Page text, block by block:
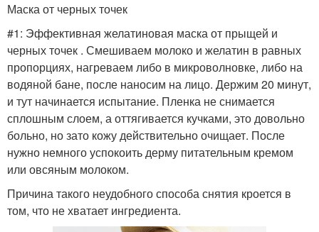
Маска от черных точек
#1: Эффективная желатиновая маска от прыщей и
черных точек . Смешиваем молоко и желатин в равных
пропорциях, нагреваем либо в микроволновке, либо на
водяной бане, после наносим на лицо. Держим 20 минут,
и тут начинается испытание. Пленка не снимается
сплошным слоем, а оттягивается кучками, это довольно
больно, но зато кожу действительно очищает. После
нужно немного успокоить дерму питательным кремом
или овсяным молоком.
Причина такого неудобного способа снятия кроется в
том, что не хватает ингредиента.